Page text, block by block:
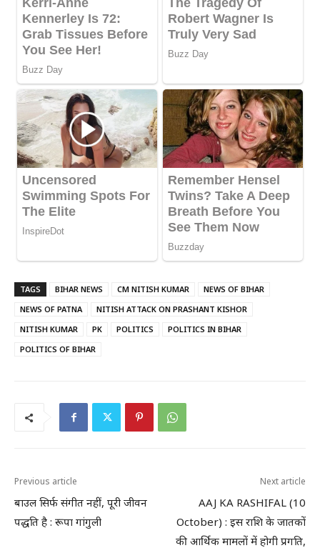
TAGS BIHAR NEWS CM NITISH KUMAR
NEWS OF BIHAR
NEWS OF PATNA
NITISH ATTACK ON PRASHANT KISHOR
NITISH KUMAR
PK POLITICS
POLITICS IN BIHAR
POLITICS OF BIHAR
Previous article
बाउल सिर्फ संगीत नहीं, पूरी जीवन
पद्धति है : रूपा गांगुली
Next article
AAJ KA RASHIFAL (10
October) : इस राशि के जातकों
की आर्थिक मामलों में होगी प्रगति,